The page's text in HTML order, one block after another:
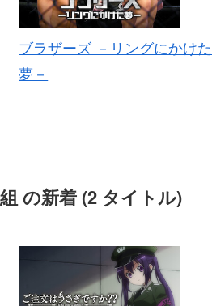
ブラザーズ －リングにかけた
夢－
の新着 (2 タイトル)